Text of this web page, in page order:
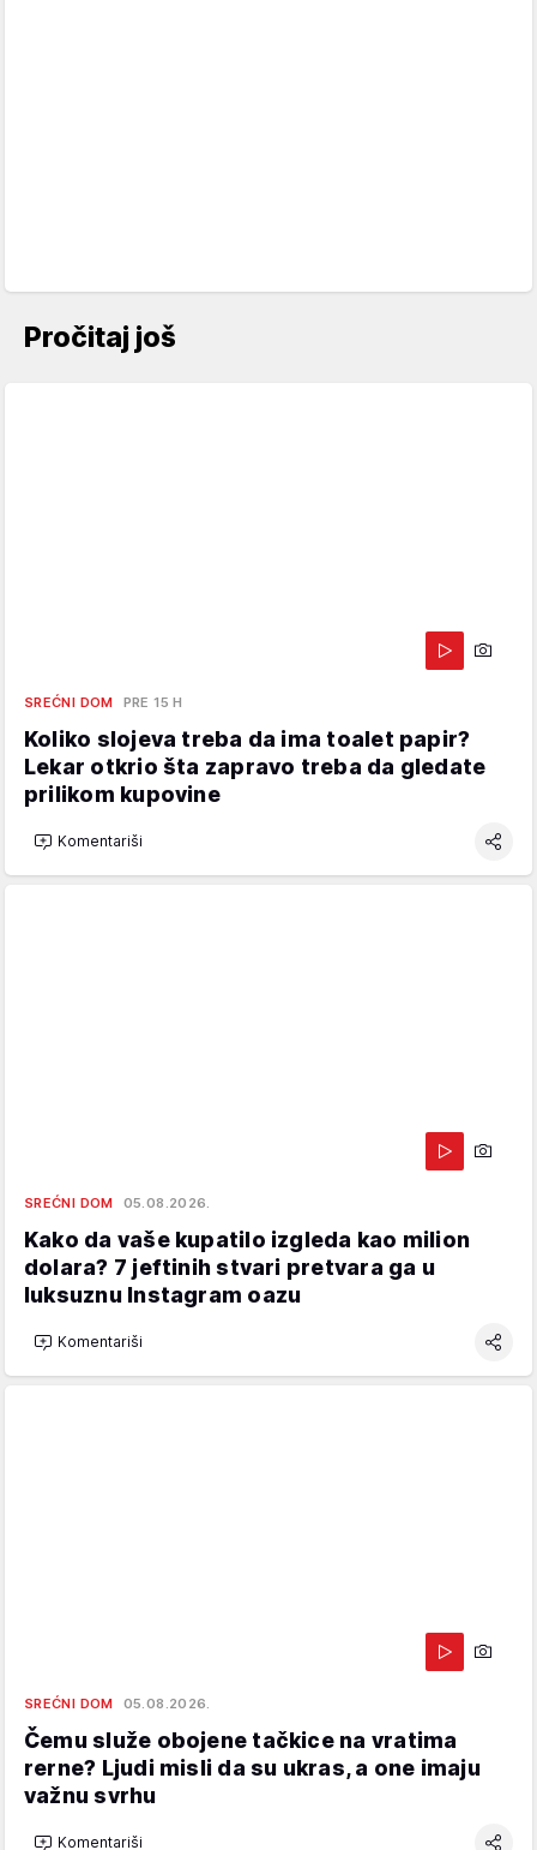
Pročitaj još
SREĆNI DOM PRE 15 H
Koliko slojeva treba da ima toalet papir?
Lekar otkrio šta zapravo treba da gledate
prilikom kupovine
Komentariši
SREĆNI DOM 05.08.2026.
Kako da vaše kupatilo izgleda kao milion
dolara? 7 jeftinih stvari pretvara ga u
luksuznu Instagram oazu
Komentariši
SREĆNI DOM 05.08.2026.
Čemu služe obojene tačkice na vratima
rerne? Ljudi misli da su ukras, a one imaju
važnu svrhu
Komentariši